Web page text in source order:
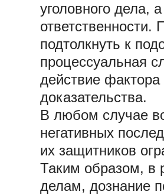
уголовного дела,
подтолкнуть к
процессуальная
действие
доказательства.
В любом случае
негативных
их защитников
Таким образом, в
делам, дознание